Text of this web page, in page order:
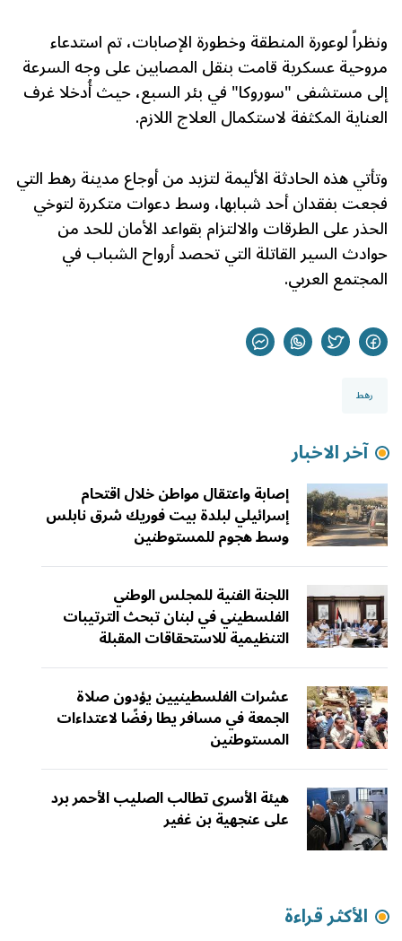
ونظراً لوعورة المنطقة وخطورة الإصابات، تم استدعاء
مروحية عسكرية قامت بنقل المصابين على وجه السرعة
إلى مستشفى "سوروكا" في بئر السبع، حيث أُدخلا غرف
العناية المكثفة لاستكمال العلاج اللازم.
وتأتي هذه الحادثة الأليمة لتزيد من أوجاع مدينة رهط التي
فجعت بفقدان أحد شبابها، وسط دعوات متكررة لتوخي
الحذر على الطرقات والالتزام بقواعد الأمان للحد من
حوادث السير القاتلة التي تحصد أرواح الشباب في
المجتمع العربي.
رهط
آخر الاخبار
إصابة واعتقال مواطن خلال اقتحام
إسرائيلي لبلدة بيت فوريك شرق نابلس
وسط هجوم للمستوطنين
اللجنة الفنية للمجلس الوطني
الفلسطيني في لبنان تبحث الترتيبات
التنظيمية للاستحقاقات المقبلة
عشرات الفلسطينيين يؤدون صلاة
الجمعة في مسافر يطا رفضًا لاعتداءات
المستوطنين
هيئة الأسرى تطالب الصليب الأحمر برد
على عنجهية بن غفير
الأكثر قراءة